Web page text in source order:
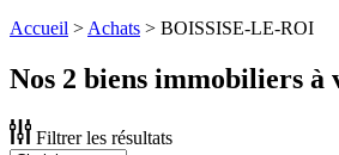
Accueil > Achats > BOISSISE-LE-ROI
Nos 2 biens immobiliers
Filtrer les résultats